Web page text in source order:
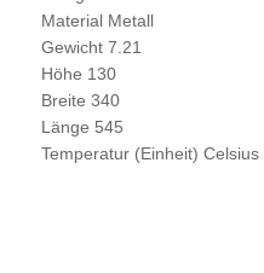
Material Metall
Gewicht 7.21
Höhe 130
Breite 340
Länge 545
Temperatur (Einheit) Celsius